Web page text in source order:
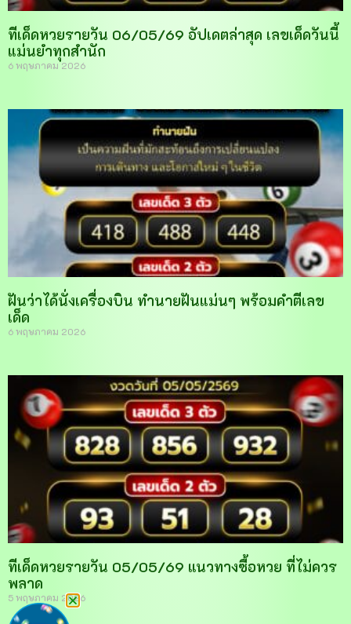
ทีเด็ดหวยรายวัน 06/05/69 อัปเดตล่าสุด เลขเด็ดวันนี้
แม่นยำทุกสำนัก
6 พฤษภาคม 2026
ฝันว่าได้นั่งเครื่องบิน ทำนายฝันแม่นๆ พร้อมคำตีเลข
เด็ด
6 พฤษภาคม 2026
ทีเด็ดหวยรายวัน 05/05/69 แนวทางซื้อหวย ที่ไม่ควร
พลาด
5 พฤษภาคม 2026